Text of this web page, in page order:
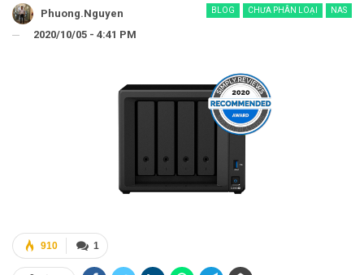
BLOG CHƯA PHÂN LOẠI NAS
Phuong.nguyen
2020/10/05 - 4:41 PM
1
910